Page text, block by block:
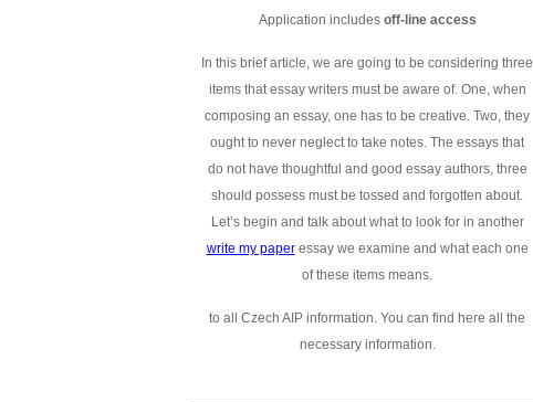
Application includes off-line access
In this brief article, we are going to be considering three
items that essay writers must be aware of. One, when
composing an essay, one has to be creative. Two, they
ought to never neglect to take notes. The essays that
do not have thoughtful and good essay authors, three
should possess must be tossed and forgotten about.
Let’s begin and talk about what to look for in another
write my paperessay we examine and what each one
of these items means.
to all Czech AIP information. You can find here all the
necessary information.